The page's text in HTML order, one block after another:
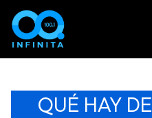
QUÉ HAY DE